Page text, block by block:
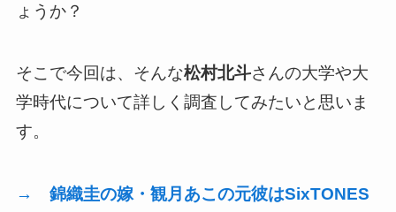
ょうか？
そこで今回は、そんな松村北斗さんの大学や大
学時代について詳しく調査してみたいと思いま
す。
→ 錦織圭の嫁・観月あこの元彼はSixTONES